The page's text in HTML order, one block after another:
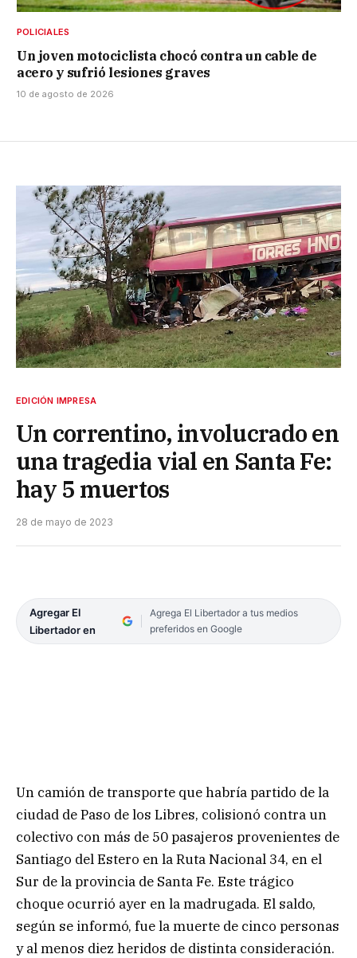
POLICIALES
Un joven motociclista chocó contra un cable de
acero y sufrió lesiones graves
10 de agosto de 2026
EDICIÓN IMPRESA
Un correntino, involucrado en
una tragedia vial en Santa Fe:
hay 5 muertos
28 de mayo de 2023
Agregar El
Libertador en
Agrega El Libertador a tus medios
preferidos en Google
Un camión de transporte que habría partido de la
ciudad de Paso de los Libres, colisionó contra un
colectivo con más de 50 pasajeros provenientes de
Santiago del Estero en la Ruta Nacional 34, en el
Sur de la provincia de Santa Fe. Este trágico
choque ocurrió ayer en la madrugada. El saldo,
según se informó, fue la muerte de cinco personas
y al menos diez heridos de distinta consideración.